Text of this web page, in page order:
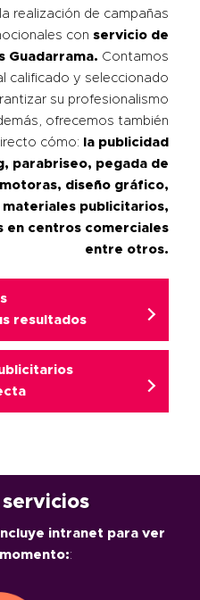
realización de campañas
con servicio de
Guadarrama. Contamos
calificado y seleccionado
su profesionalismo
ofrecemos también
cómo: la publicidad
parabriseo, pegada de
diseño gráfico,
publicitarios,
en centros comerciales
entre otros.
resultados
servicios
intranet para ver
: